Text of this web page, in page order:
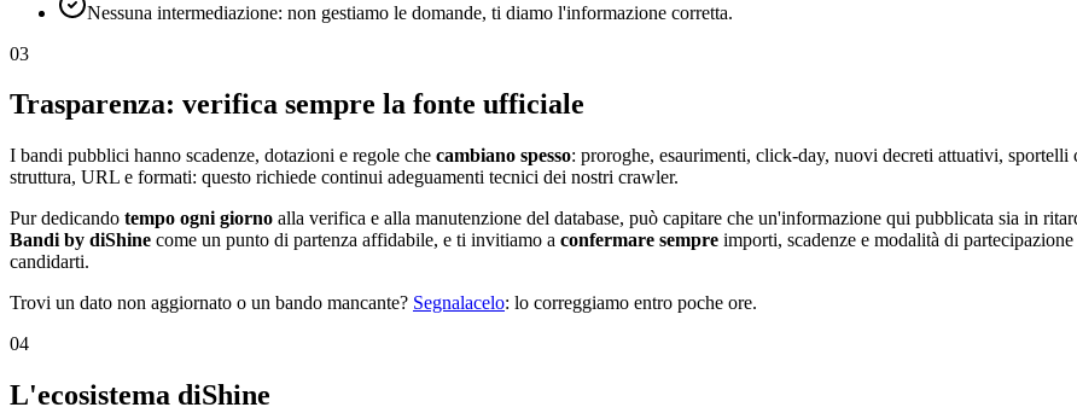
Nessuna intermediazione: non gestiamo le domande, ti diamo l'informazione corretta.
03
Trasparenza: verifica sempre la fonte ufficiale
I bandi pubblici hanno scadenze, dotazioni e regole che cambiano spesso: proroghe, esaurimenti, click-day, nuovi decreti attuativi,
struttura, URL e formati: questo richiede continui adeguamenti tecnici dei nostri crawler.
Pur dedicando tempo ogni giorno alla verifica e alla manutenzione del database, può capitare che un'informazione qui pubblicata sia in
Bandi by diShine come un punto di partenza affidabile, e ti invitiamo a confermare sempre importi, scadenze e modalità di
candidarti.
Trovi un dato non aggiornato o un bando mancante? Segnalacelo: lo correggiamo entro poche ore.
04
L'ecosistema diShine